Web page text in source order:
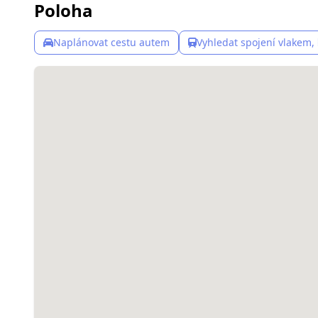
Poloha
Naplánovat cestu autem Vyhledat spojení vlakem,